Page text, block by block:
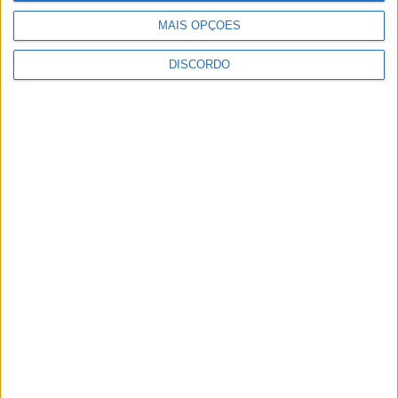
MAIS OPÇÕES
DISCORDO